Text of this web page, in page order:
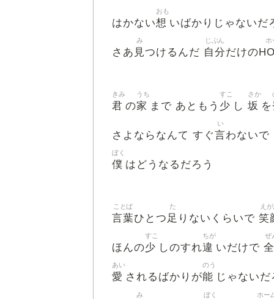
はかない想
おも
いばかりじゃないだ
さあ 見
み
つけるんだ 自分
じぶん
だけの
ホ
君
きみ
の家
うち
まで あともう 少
すこ
し 坂
さか
を
さよならなんて すぐ言
い
わないで
僕
ぼく
はどうなるだろう
言葉
ことば
ひとつ 足
た
りないくらいで 笑
え
ほんの少
すこ
しのすれ違
ちが
いだけで
ぜ
愛
あい
されるばかりが能
のう
じゃないだ
み ぼく ホー